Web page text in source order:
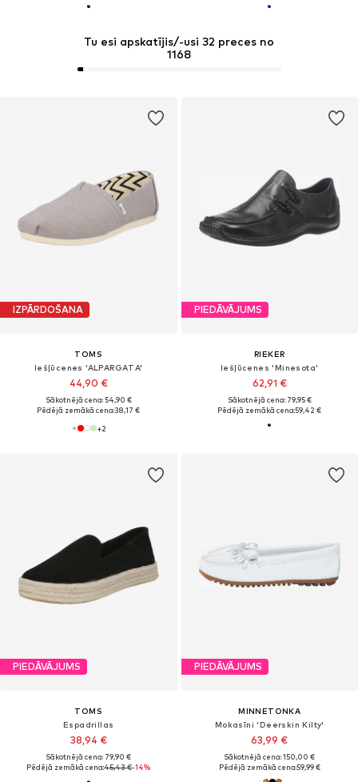
IZPĀRDOŠANA
TOMS
Iešļūcenes 'ALPARGATA'
44,90 €
Sākotnējā cena: 54,90 €
Pēdējā zemākā cena:38,17 €
+2
PIEDĀVĀJUMS
RIEKER
Iešļūcenes 'Minesota'
62,91 €
Sākotnējā cena: 79,95 €
Pēdējā zemākā cena:59,42 €
PIEDĀVĀJUMS
TOMS
Espadrillas
38,94 €
Sākotnējā cena: 79,90 €
Pēdējā zemākā cena:45,43 €-14%
Tu esi apskatījis/-usi 32 preces no
1168
PIEDĀVĀJUMS
MINNETONKA
Mokasīni 'Deerskin Kilty'
63,99 €
Sākotnējā cena: 150,00 €
Pēdējā zemākā cena:59,99 €